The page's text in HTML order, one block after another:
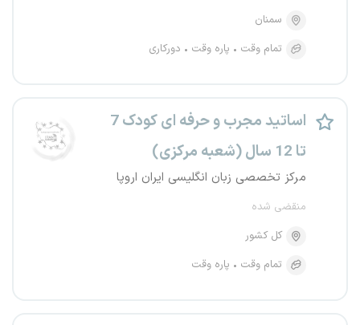
سمنان
تمام وقت
پاره وقت دورکاری
اساتید مجرب و حرفه ای کودک 7
تا 12 سال (شعبه مرکزی)
مرکز تخصصی زبان انگلیسی ایران اروپا
منقضی شده
کل کشور
تمام وقت
پاره وقت